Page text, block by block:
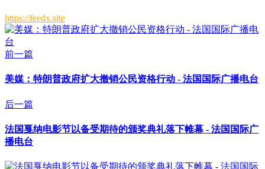
https://feedx.site
前一篇
美媒：特朗普政府扩大撤销公民资格行动 - 法国国际广播电台
后一篇
法国戛纳电影节以备受期待的颁奖典礼落下帷幕 - 法国国际广
播电台